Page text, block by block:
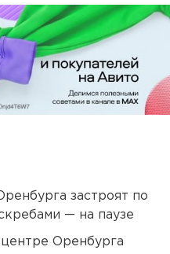
застроят по
— на паузе
Оренбурга